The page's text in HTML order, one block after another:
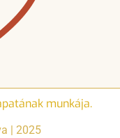
munkája.
| 2025